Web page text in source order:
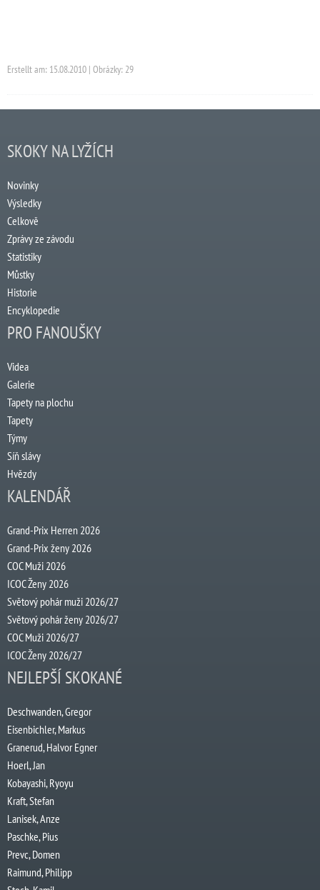
Erstellt am: 15.08.2010 | Obrázky: 29
SKOKY NA LYŽÍCH
Novinky
Výsledky
Celkově
Zprávy ze závodu
Statistiky
Můstky
Historie
Encyklopedie
PRO FANOUŠKY
Videa
Galerie
Tapety na plochu
Tapety
Týmy
Síň slávy
Hvězdy
KALENDÁŘ
Grand-Prix Herren 2026
Grand-Prix ženy 2026
COC Muži 2026
ICOC Ženy 2026
Světový pohár muži 2026/27
Světový pohár ženy 2026/27
COC Muži 2026/27
ICOC Ženy 2026/27
NEJLEPŠÍ SKOKANÉ
Deschwanden, Gregor
Eisenbichler, Markus
Granerud, Halvor Egner
Hoerl, Jan
Kobayashi, Ryoyu
Kraft, Stefan
Lanisek, Anze
Paschke, Pius
Prevc, Domen
Raimund, Philipp